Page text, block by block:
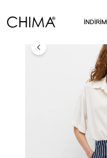
İNDİRİM
Anasayfa